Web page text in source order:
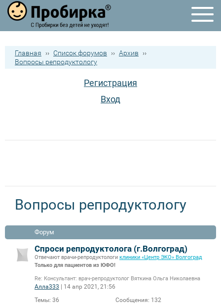
Главная ›› Список форумов ›› Архив
››
Вопросы репродуктологу
Регистрация
Вход
Вопросы репродуктологу
Форум
Спроси репродуктолога (г.Волгоград)
Отвечают врачи-репродуктологи клиники «Центр ЭКО» Волгоград
Только для пациентов из ЮФО!
Re: Консультант: врач-репродуктолог Вяткина Ольга Николаевна
Алла333 | 14 апр 2021, 21:56
Темы: 36 Сообщения: 132